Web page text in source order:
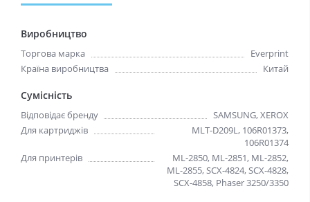
Виробництво
Торгова марка
Everprint
Країна виробництва
Китай
Сумісність
Відповідає бренду
SAMSUNG, XEROX
Для картриджів
MLT-D209L, 106R01373,
106R01374
Для принтерів
ML-2850, ML-2851, ML-2852,
ML-2855, SCX-4824, SCX-4828,
SCX-4858, Phaser 3250/3350